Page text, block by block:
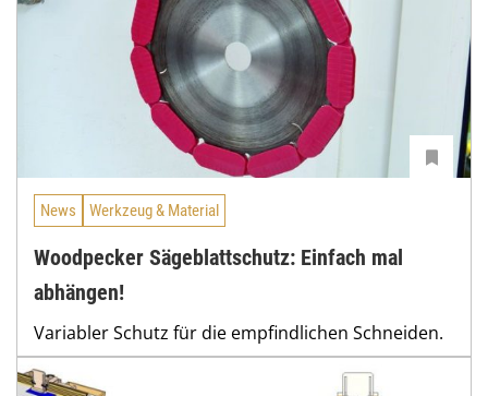
News Werkzeug & Material
Woodpecker Sägeblattschutz: Einfach mal
abhängen!
Variabler Schutz für die empfindlichen Schneiden.